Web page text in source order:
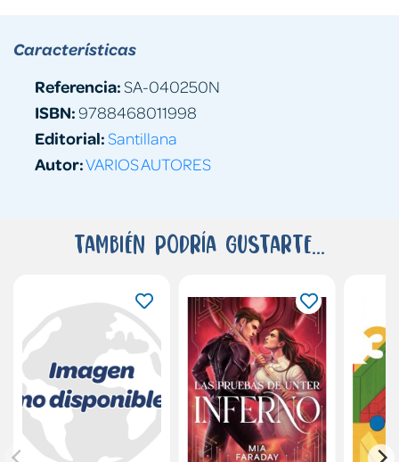
Características
Referencia:SA-040250N
ISBN:9788468011998
Editorial:Santillana
Autor:VARIOS AUTORES
También podría gustarte...